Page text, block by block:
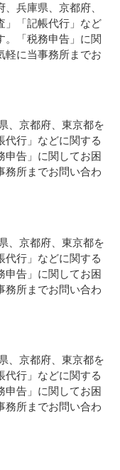
兵庫県、京都府、
」「記帳代行」など
。「税務申告」に関
軽に当事務所までお
、京都府、東京都を
代行」などに関する
申告」に関してお困
務所までお問い合わ
、京都府、東京都を
代行」などに関する
申告」に関してお困
務所までお問い合わ
、京都府、東京都を
代行」などに関する
申告」に関してお困
務所までお問い合わ